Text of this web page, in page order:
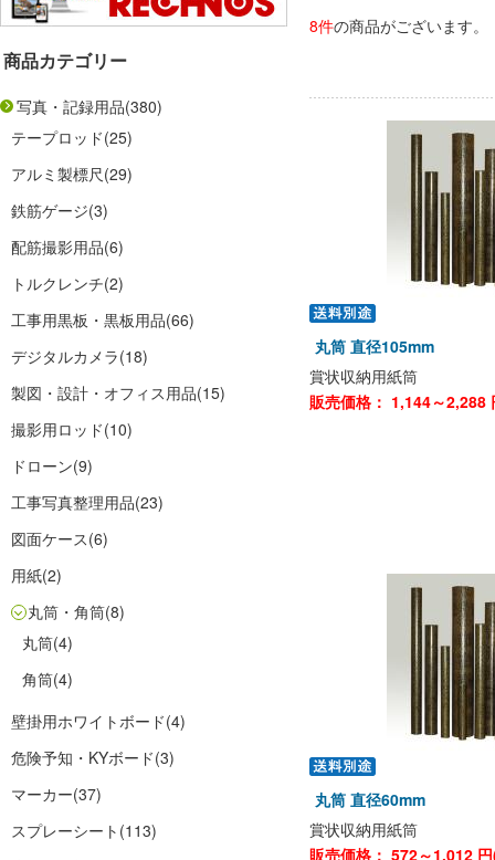
商品カテゴリー
写真・記録用品(380)
テープロッド(25)
アルミ製標尺(29)
鉄筋ゲージ(3)
配筋撮影用品(6)
トルクレンチ(2)
工事用黒板・黒板用品(66)
デジタルカメラ(18)
製図・設計・オフィス用品(15)
撮影用ロッド(10)
ドローン(9)
工事写真整理用品(23)
図面ケース(6)
用紙(2)
丸筒・角筒(8)
丸筒(4)
角筒(4)
壁掛用ホワイトボード(4)
危険予知・KYボード(3)
マーカー(37)
スプレーシート (113)
8件の商品がございます。
丸筒 直径105mm
賞状収納用紙筒
販売価格： 1,144～2,288
丸筒 直径60mm
賞状収納用紙筒
販売価格： 572～1,012